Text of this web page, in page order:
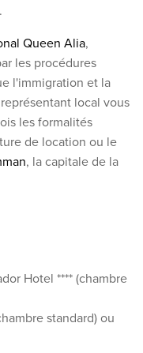
Queen Alia,
les procédures
l'immigration et la
local vous
les formalités
de location ou le
, la capitale de la
Hotel **** (chambre
standard) ou